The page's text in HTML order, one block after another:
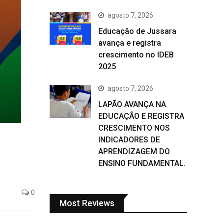
0
agosto 7, 2026
Educação de Jussara
avança e registra
crescimento no IDEB
2025
agosto 7, 2026
LAPÃO AVANÇA NA
EDUCAÇÃO E REGISTRA
CRESCIMENTO NOS
INDICADORES DE
APRENDIZAGEM DO
ENSINO FUNDAMENTAL.
Most Reviews